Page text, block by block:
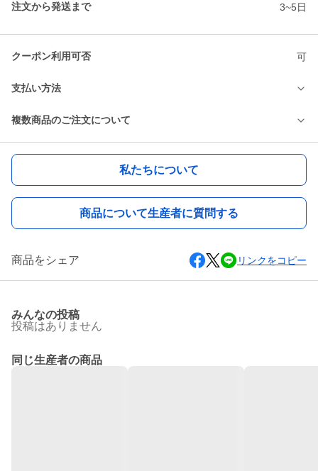
注文から発送まで 3~5日
クーポン利用可否 可
支払い方法
複数商品のご注文について
私たちについて
商品について生産者に質問する
商品をシェア リンクをコピー
みんなの投稿
投稿はありません
同じ生産者の商品